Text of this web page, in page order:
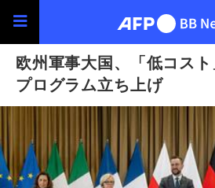
欧州軍事大国、「低コス
プログラム立ち上げ